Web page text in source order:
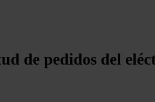
de pedidos del